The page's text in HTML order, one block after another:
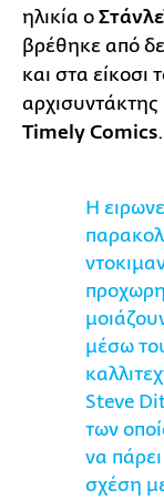
ηλικία ο
βρέθηκε από
και στα είκοσι
Timely Comics.
Η
μέσω
Steve
των
να
σχέση